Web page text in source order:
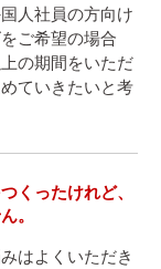
人社員の方向け
ご希望の場合
の期間をいただ
ていきたいと考
くったけれど、
。
はよくいただき